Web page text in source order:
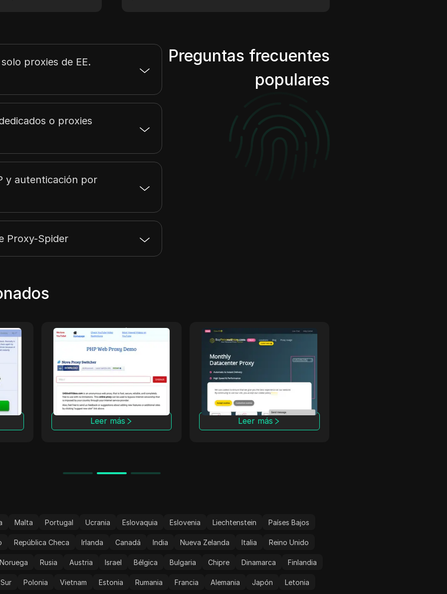
Preguntas frecuentes
populares
proxies de EE.
o proxies
y autenticación por
Proxy-Spider
UnblockVideos
un proxy web en línea
gratuito utilizado para eludir
la censura de internet y
desbloquear videos de sitios
de video populares
Leer más
BuyPersonalProxy
BuyPersonalProxy ofrece
proxies privados rápidos y
seguros que mantienen tus
actividades en línea anónimas
y privadas. Con
características de seguridad
avanzadas y un rendimiento
confiable, BuyPersonalProxy
Leer más
Malta Portugal Ucrania Eslovaquia Eslovenia Liechtenstein Países Bajos
República Checa Irlanda Canadá India Nueva Zelanda Italia Reino Unido
Noruega Rusia Austria Israel Bélgica Bulgaria Chipre Dinamarca Finlandia
Polonia Vietnam Estonia Rumania Francia Alemania Japón Letonia